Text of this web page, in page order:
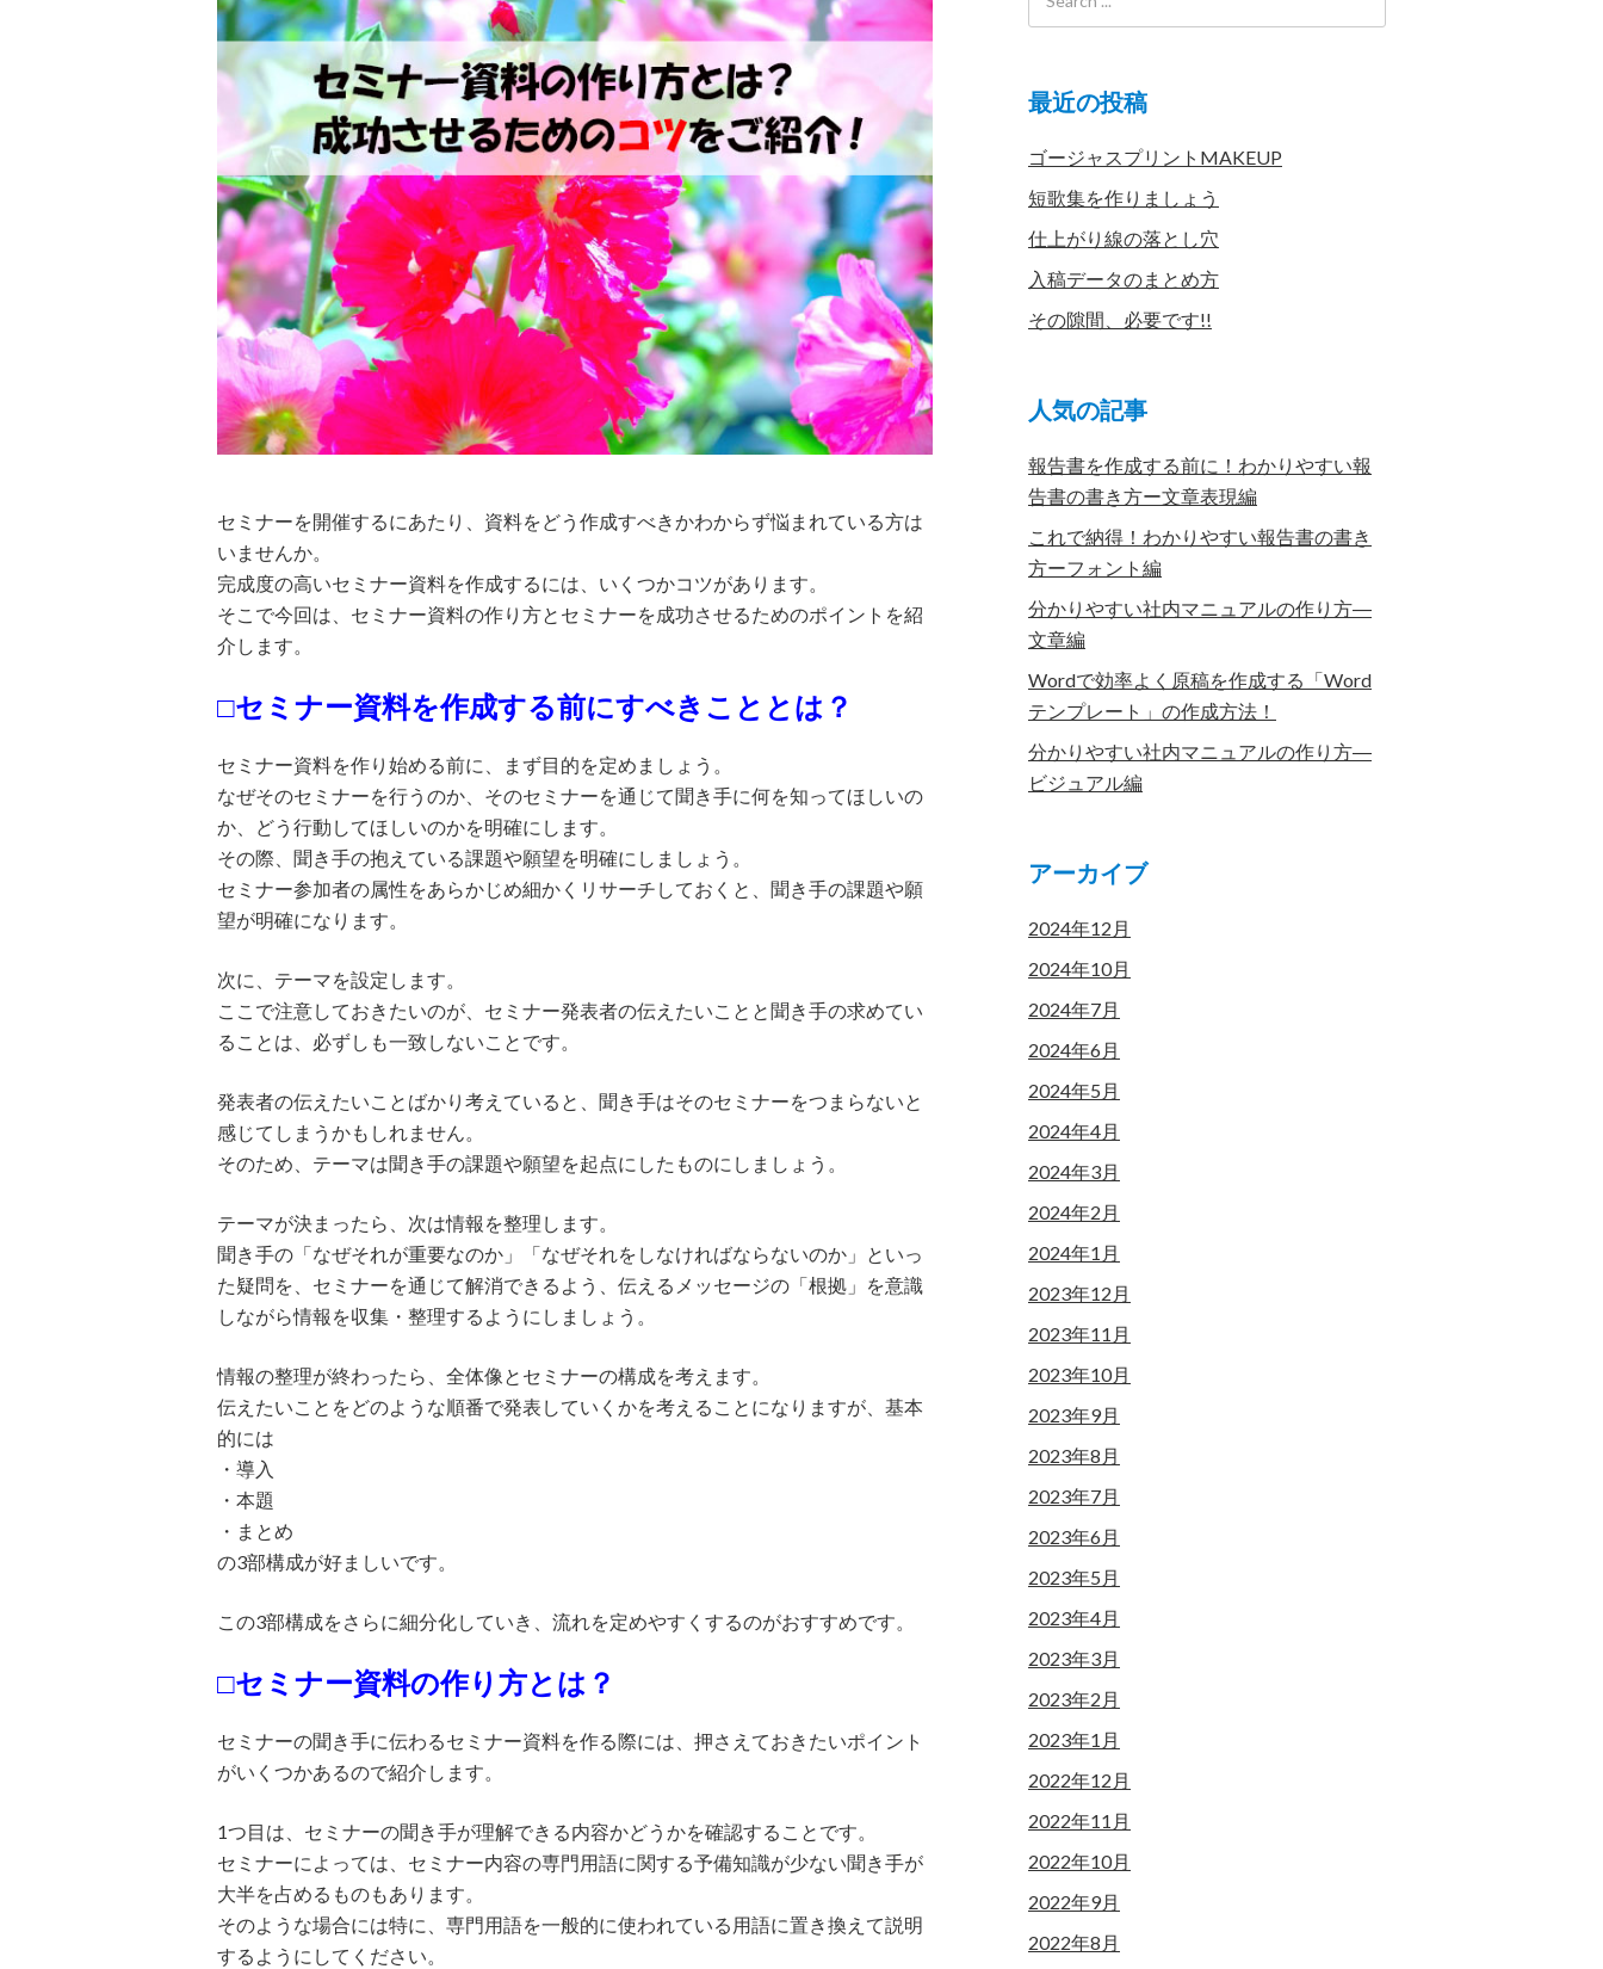
セミナーを開催するにあたり、資料をどう作成すべきかわからず悩まれている方は
いませんか。
完成度の高いセミナー資料を作成するには、いくつかコツがあります。
そこで今回は、セミナー資料の作り方とセミナーを成功させるためのポイントを紹
介します。
□セミナー資料を作成する前にすべきこととは？
セミナー資料を作り始める前に、まず目的を定めましょう。
なぜそのセミナーを行うのか、そのセミナーを通じて聞き手に何を知ってほしいの
か、どう行動してほしいのかを明確にします。
その際、聞き手の抱えている課題や願望を明確にしましょう。
セミナー参加者の属性をあらかじめ細かくリサーチしておくと、聞き手の課題や願
望が明確になります。
次に、テーマを設定します。
ここで注意しておきたいのが、セミナー発表者の伝えたいことと聞き手の求めてい
ることは、必ずしも一致しないことです。
発表者の伝えたいことばかり考えていると、聞き手はそのセミナーをつまらないと
感じてしまうかもしれません。
そのため、テーマは聞き手の課題や願望を起点にしたものにしましょう。
テーマが決まったら、次は情報を整理します。
聞き手の「なぜそれが重要なのか」「なぜそれをしなければならないのか」といっ
た疑問を、セミナーを通じて解消できるよう、伝えるメッセージの「根拠」を意識
しながら情報を収集・整理するようにしましょう。
情報の整理が終わったら、全体像とセミナーの構成を考えます。
伝えたいことをどのような順番で発表していくかを考えることになりますが、基本
的には
・導入
・本題
・まとめ
の3部構成が好ましいです。
この3部構成をさらに細分化していき、流れを定めやすくするのがおすすめです。
□セミナー資料の作り方とは？
セミナーの聞き手に伝わるセミナー資料を作る際には、押さえておきたいポイント
がいくつかあるので紹介します。
1つ目は、セミナーの聞き手が理解できる内容かどうかを確認することです。
セミナーによっては、セミナー内容の専門用語に関する予備知識が少ない聞き手が
大半を占めるものもあります。
そのような場合には特に、専門用語を一般的に使われている用語に置き換えて説明
するようにしてください。
最近の投稿
ゴージャスプリントMAKEUP
短歌集を作りましょう
仕上がり線の落とし穴
入稿データのまとめ方
その隙間、必要です!!
人気の記事
報告書を作成する前に！わかりやすい報
告書の書き方ー文章表現編
これで納得！わかりやすい報告書の書き
方ーフォント編
分かりやすい社内マニュアルの作り方―
文章編
Wordで効率よく原稿を作成する「Word
テンプレート」の作成方法！
分かりやすい社内マニュアルの作り方―
ビジュアル編
アーカイブ
2024年12月
2024年10月
2024年7月
2024年6月
2024年5月
2024年4月
2024年3月
2024年2月
2024年1月
2023年12月
2023年11月
2023年10月
2023年9月
2023年8月
2023年7月
2023年6月
2023年5月
2023年4月
2023年3月
2023年2月
2023年1月
2022年12月
2022年11月
2022年10月
2022年9月
2022年8月